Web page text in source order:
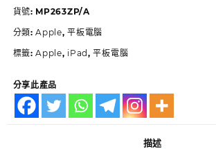
貨號: MP263ZP/A
分類:Apple,平板電腦
標籤:Apple, iPad,平板電腦
分享此產品
描述